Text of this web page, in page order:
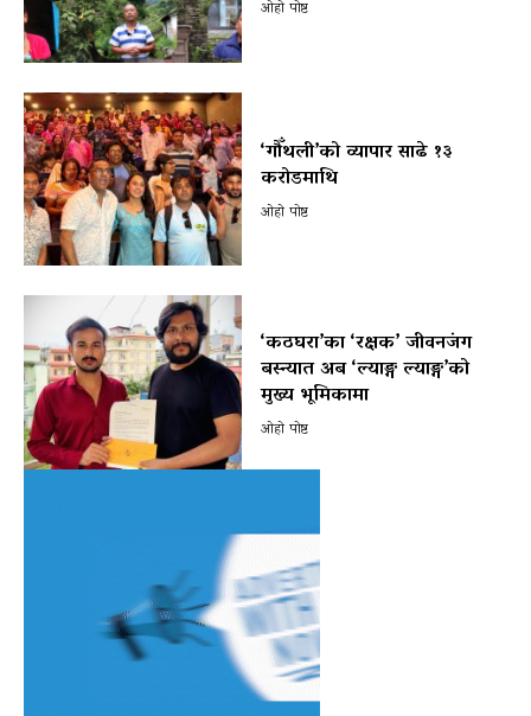
ओहो पोष्ट
‘गौँथली’को व्यापार साढे १३
करोडमाथि
ओहो पोष्ट
‘कठघरा’का ‘रक्षक’ जीवनजंग
बस्न्यात अब ‘ल्याङ्ग ल्याङ्ग’को
मुख्य भूमिकामा
ओहो पोष्ट